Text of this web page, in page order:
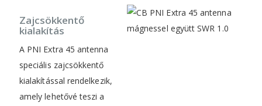
Zajcsökkentő
kialakítás
A PNI Extra 45 antenna
speciális zajcsökkentő
kialakítással rendelkezik,
amely lehetővé teszi a